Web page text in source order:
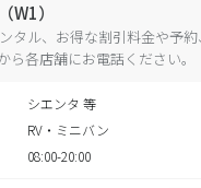
W1）
タル、お得な割引料金や予
ら各店舗にお電話ください。
シエンタ 等
RV・ミニバン
08:00-20:00